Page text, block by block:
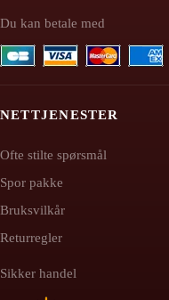
Du kan betale med
NETTJENESTER
Ofte stilte spørsmål
Spor pakke
Bruksvilkår
Returregler
Sikker handel